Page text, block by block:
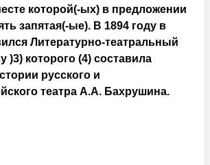
которой(-ых) в предложении
запятая(-ые). В 1894 году в
Литературно-театральный
)3) которого (4) составила
русского и
театра А.А. Бахрушина.